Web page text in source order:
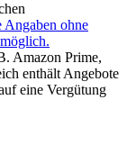
Angaben ohne
Amazon Prime,
enthält Angebote
eine Vergütung